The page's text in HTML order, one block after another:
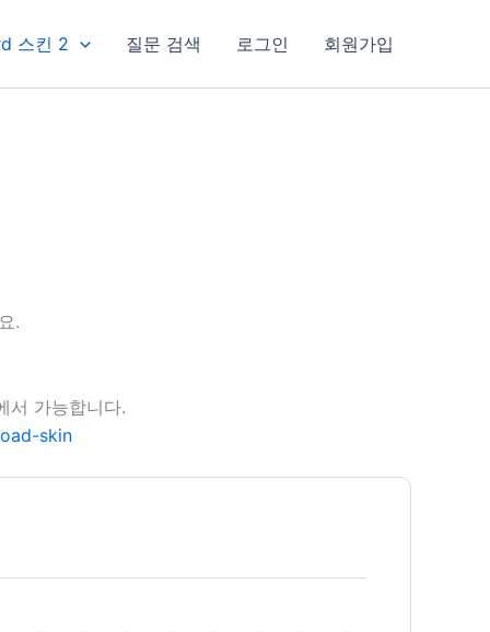
스킨 2 질문 검색 로그인 회원가입
.
서 가능합니다.
skin